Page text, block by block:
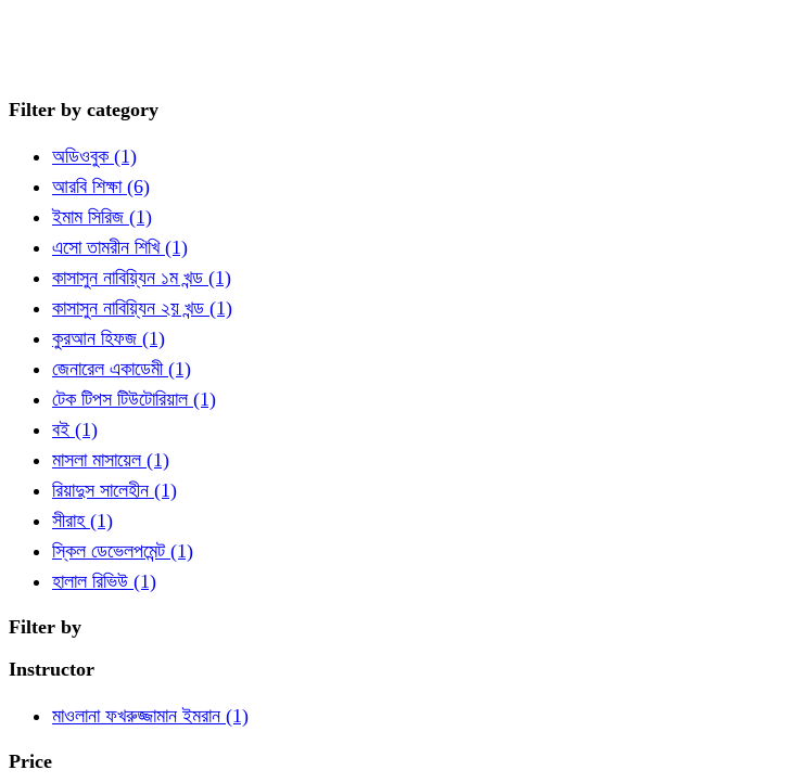
Filter by category
অডিওবুক (1)
আরবি শিক্ষা (6)
ইমাম সিরিজ (1)
এসো তামরীন শিখি (1)
কাসাসুন নাবিয়্যিন ১ম খন্ড (1)
কাসাসুন নাবিয়্যিন ২য় খন্ড (1)
কুরআন হিফজ (1)
জেনারেল একাডেমী (1)
টেক টিপস টিউটোরিয়াল (1)
বই (1)
মাসলা মাসায়েল (1)
রিয়াদুস সালেহীন (1)
সীরাহ (1)
স্কিল ডেভেলপমেন্ট (1)
হালাল রিভিউ (1)
Filter by
Instructor
মাওলানা ফখরুজ্জামান ইমরান (1)
Price